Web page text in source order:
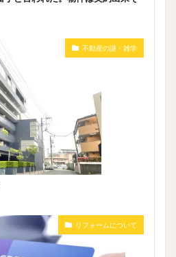
不動産の謎・雑学
リフォームについて